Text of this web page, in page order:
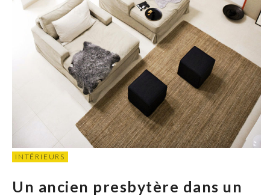
INTÉRIEURS
Un ancien presbytère dans un